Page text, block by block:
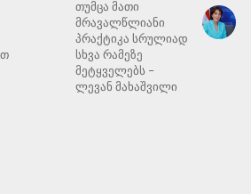
თუმცა მათი
მრავალწლიანი
პრაქტიკა სრულიად
სხვა რამეზე
მეტყველებს –
ლევან მახაშვილი